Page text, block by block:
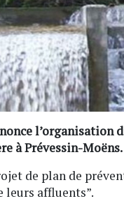
l’organisation
à Prévessin-Moëns.
de plan de
leurs affluents”.